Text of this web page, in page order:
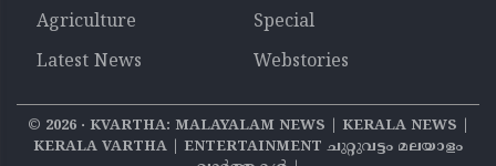
Agriculture
Special
Latest News
Webstories
© 2026‧ KVARTHA: MALAYALAM NEWS | KERALA NEWS |
KERALA VARTHA | ENTERTAINMENT ചുറ്റുവട്ടം മലയാളം